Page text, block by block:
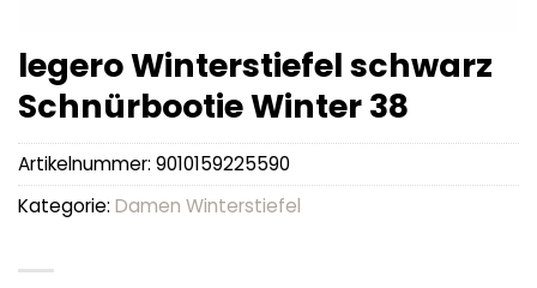
legero Winterstiefel schwarz
Schnürbootie Winter 38
Artikelnummer: 9010159225590
Kategorie: Damen Winterstiefel